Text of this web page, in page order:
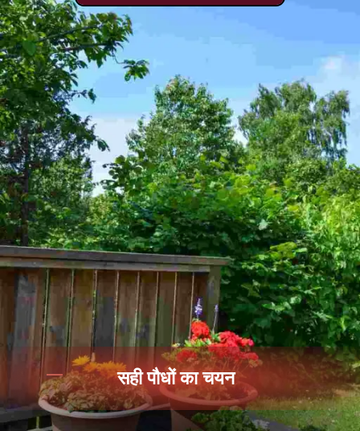
सही पौधों का चयन